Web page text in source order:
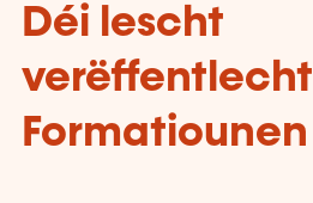
Déi lescht
verëffentlecht
Formatiounen